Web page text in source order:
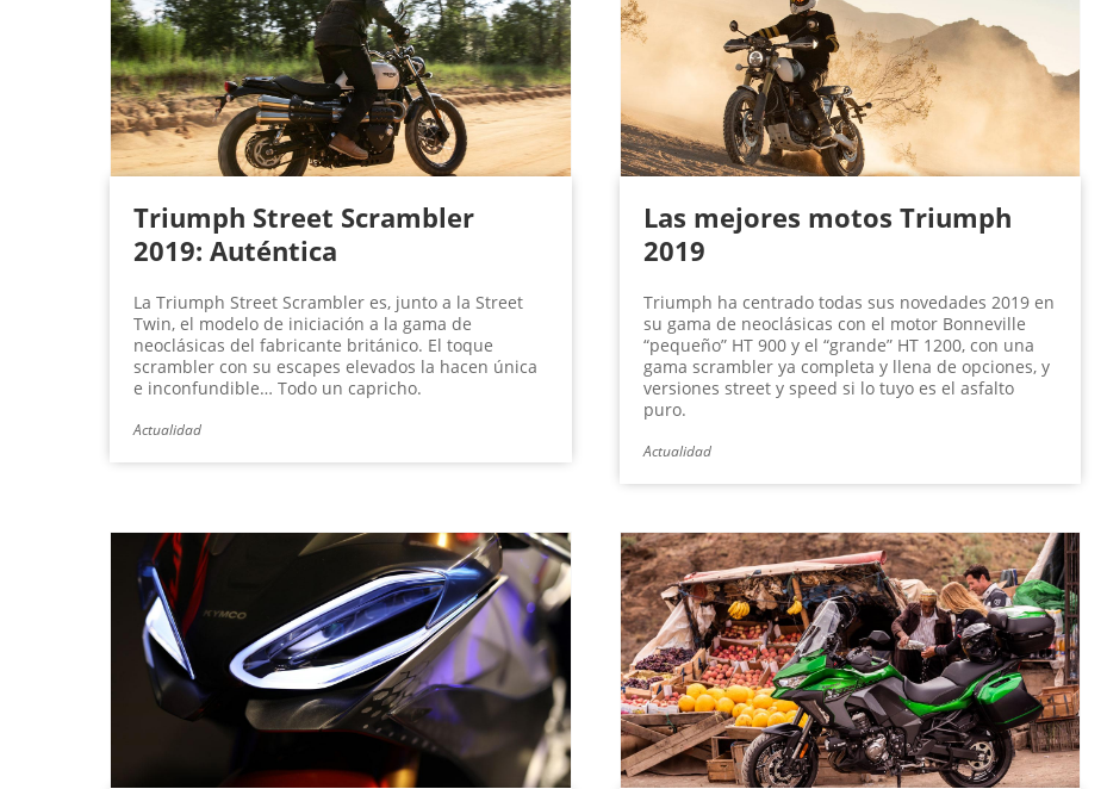
Triumph Street Scrambler
2019: Auténtica
La Triumph Street Scrambler es, junto a la Street
Twin, el modelo de iniciación a la gama de
neoclásicas del fabricante británico. El toque
scrambler con su escapes elevados la hacen única
e inconfundible… Todo un capricho.
Actualidad
Las mejores motos Triumph
2019
Triumph ha centrado todas sus novedades 2019 en
su gama de neoclásicas con el motor Bonneville
“pequeño” HT 900 y el “grande” HT 1200, con una
gama scrambler ya completa y llena de opciones, y
versiones street y speed si lo tuyo es el asfalto
puro.
Actualidad